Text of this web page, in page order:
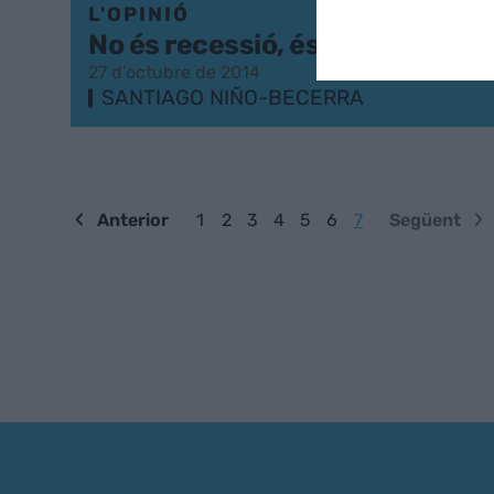
L'OPINIÓ
No és recessió, és crisi
27 d’octubre de 2014
SANTIAGO NIÑO-BECERRA
Anterior 1 2 3 4 5 6 7 Següent